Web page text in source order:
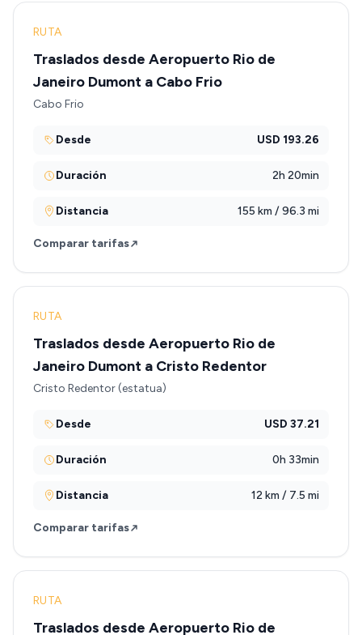
RUTA
Traslados desde Aeropuerto Rio de
Janeiro Dumont a Cabo Frio
Cabo Frio
Desde USD 193.26
Duración 2h 20min
Distancia 155 km / 96.3 mi
Comparar tarifas
RUTA
Traslados desde Aeropuerto Rio de
Janeiro Dumont a Cristo Redentor
Cristo Redentor (estatua)
Desde USD 37.21
Duración 0h 33min
Distancia 12 km / 7.5 mi
Comparar tarifas
RUTA
Traslados desde Aeropuerto Rio de